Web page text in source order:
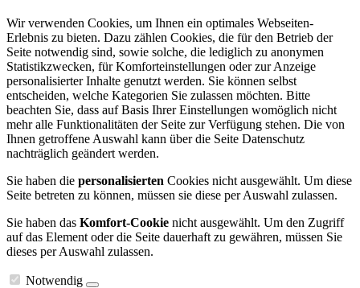
Wir verwenden Cookies, um Ihnen ein optimales Webseiten-
Erlebnis zu bieten. Dazu zählen Cookies, die für den Betrieb der
Seite notwendig sind, sowie solche, die lediglich zu anonymen
Statistikzwecken, für Komforteinstellungen oder zur Anzeige
personalisierter Inhalte genutzt werden. Sie können selbst
entscheiden, welche Kategorien Sie zulassen möchten. Bitte
beachten Sie, dass auf Basis Ihrer Einstellungen womöglich nicht
mehr alle Funktionalitäten der Seite zur Verfügung stehen. Die von
Ihnen getroffene Auswahl kann über die Seite Datenschutz
nachträglich geändert werden.
Sie haben die personalisierten Cookies nicht ausgewählt. Um diese
Seite betreten zu können, müssen sie diese per Auswahl zulassen.
Sie haben das Komfort-Cookie nicht ausgewählt. Um den Zugriff
auf das Element oder die Seite dauerhaft zu gewähren, müssen Sie
dieses per Auswahl zulassen.
Notwendig